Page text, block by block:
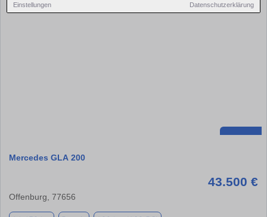
Einstellungen Datenschutzerklärung
Mercedes GLA 200
43.500 €
Offenburg, 77656